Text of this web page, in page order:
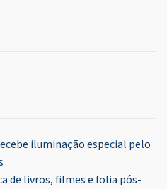
iluminação especial pelo
de livros, filmes e folia pós-